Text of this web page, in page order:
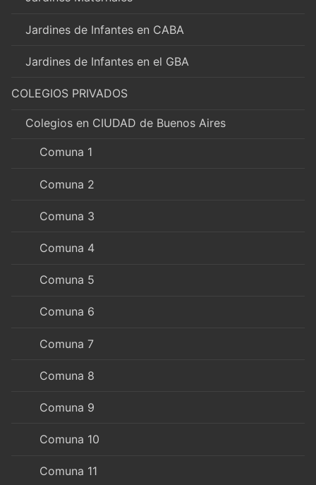
Jardines de Infantes en CABA
Jardines de Infantes en el GBA
COLEGIOS PRIVADOS
Colegios en CIUDAD de Buenos Aires
Comuna 1
Comuna 2
Comuna 3
Comuna 4
Comuna 5
Comuna 6
Comuna 7
Comuna 8
Comuna 9
Comuna 10
Comuna 11